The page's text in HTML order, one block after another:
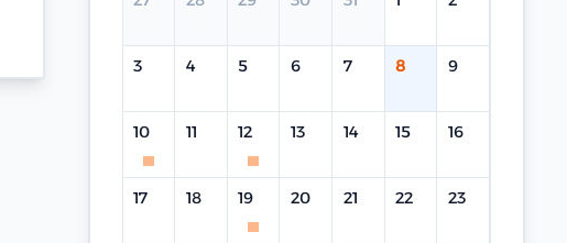
3 4 5 6 7 8 9
10 11 12 13 14 15 16
17 18 19 20 21 22 23